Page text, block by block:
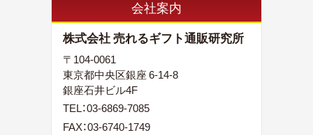
会社案内
株式会社 売れるギフト通販研究所
〒104-0061
東京都中央区銀座 6-14-8
銀座石井ビル4F
TEL：03-6869-7085
FAX：03-6740-1749